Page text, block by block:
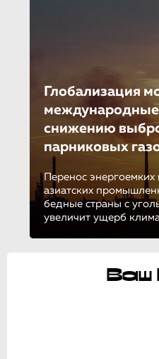
Глобализация
международные
снижению
парниковых
Перенос энергоемких
азиатских
бедные страны с
увеличит ущерб
Ваш